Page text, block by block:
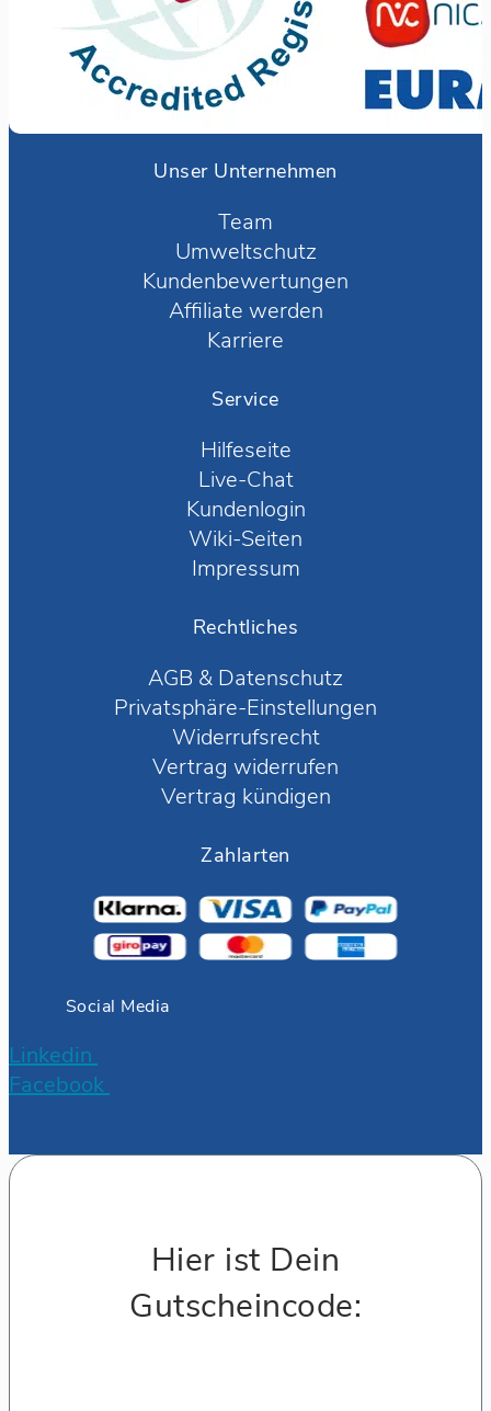
Unser Unternehmen
Team
Umweltschutz
Kundenbewertungen
Affiliate werden
Karriere
Service
Hilfeseite
Live-Chat
Kundenlogin
Wiki-Seiten
Impressum
Rechtliches
AGB & Datenschutz
Privatsphäre-Einstellungen
Widerrufsrecht
Vertrag widerrufen
Vertrag kündigen
Zahlarten
Social Media
Linkedin
Facebook
Hier ist Dein
Gutscheincode: